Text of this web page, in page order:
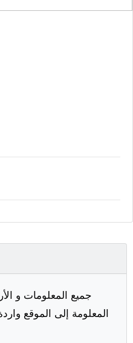
جميع المعلومات و
المعلومة إلى الموقع